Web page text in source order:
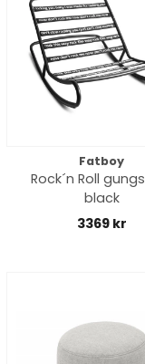
Fatboy
Rock´n Roll
black
3369 kr